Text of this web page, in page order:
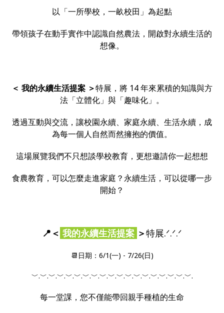
以「一所學校，一畝校田」為起點
帶領孩子在動手實作中認識自然農法，開啟對永續生活的
想像。
＜ 我的永續生活提案 ＞特展，將 14 年來累積的知識與方
法「立體化」與「趣味化」。
透過互動與交流，讓校園永續、家庭永續、生活永續，成
為每一個人自然而然擁抱的價值。
這場展覽我們不只想談學校教育，更想邀請你一起想想
食農教育，可以怎麼走進家庭？永續生活，可以從哪一步
開始？
📍＜ 我的永續生活提案 ＞特展.ᐟ.ᐟ.ᐟ
📆日期：6/1(一) - 7/26(日)
﹀.﹀.﹀.﹀.﹀.﹀.﹀.﹀.﹀.﹀.﹀.﹀.﹀.﹀.﹀.﹀.﹀.﹀.﹀.
每一堂課，您不僅能帶回親手種植的生命